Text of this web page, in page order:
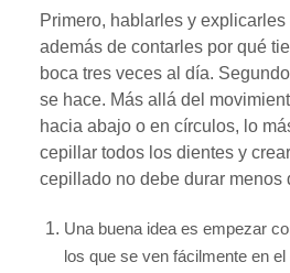
Primero, hablarles y
además de contarles por qué
boca tres veces al día.
se hace. Más allá del
hacia abajo o en círculos, lo
cepillar todos los dientes y
cepillado no debe durar menos
Una buena idea es empezar
los que se ven fácilmente en